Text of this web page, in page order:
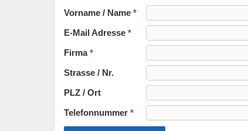
Vorname / Name *
E-Mail Adresse *
Firma*
Strasse / Nr.
PLZ / Ort
Telefonnummer *